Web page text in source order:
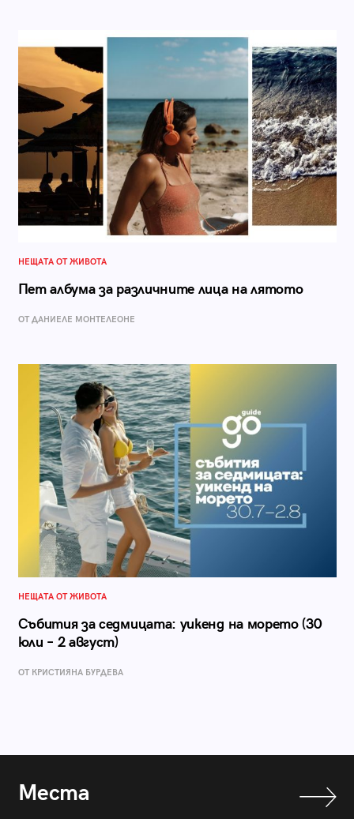
НЕЩАТА ОТ ЖИВОТА
Пет албума за различните лица на лятото
ОТ ДАНИЕЛЕ МОНТЕЛЕОНЕ
НЕЩАТА ОТ ЖИВОТА
Събития за седмицата: уикенд на морето (30
юли – 2 август)
ОТ КРИСТИЯНА БУРДЕВА
Места